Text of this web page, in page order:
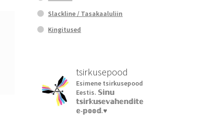
Slackline / Tasakaaluliin
Kingitused
tsirkusepood
Esimene tsirkusepood
Eestis. 𝕊𝕚𝕟𝕦
𝕥𝕤𝕚𝕣𝕜𝕦𝕤𝕖𝕧𝕒𝕙𝕖𝕟𝕕𝕚𝕥𝕖
𝕖-𝕡𝕠𝕠𝕕.♥︎